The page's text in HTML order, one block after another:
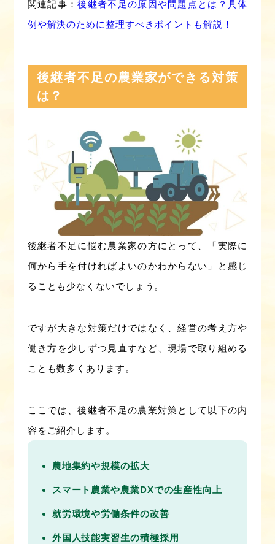
関連記事：後継者不足の原因や問題点とは？具体
例や解決のために整理すべきポイントも解説！
後継者不足の農業家ができる対策
は？
後継者不足に悩む農業家の方にとって、「実際に
何から手を付ければよいのかわからない」と感じ
ることも少なくないでしょう。
ですが大きな対策だけではなく、経営の考え方や
働き方を少しずつ見直すなど、現場で取り組める
ことも数多くあります。
ここでは、後継者不足の農業対策として以下の内
容をご紹介します。
農地集約や規模の拡大
スマート農業や農業DXでの生産性向上
就労環境や労働条件の改善
外国人技能実習生の積極採用